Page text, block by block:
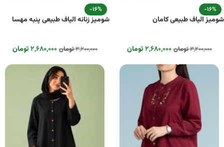
-16%
شومیز الیاف طبیعی کامان
۳,۲۰۰,۰۰۰تومان ۲,۶۸۰,۰۰۰ تومان
-16%
شومیز زنانه الیاف طبیعی پنبه مهسا
۳,۲۰۰,۰۰۰تومان ۲,۶۸۰,۰۰۰ تومان